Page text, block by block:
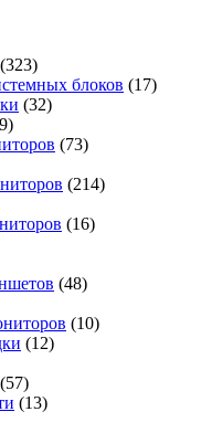
(323)
блоков (17)
(32)
(73)
(214)
(16)
(48)
(10)
(12)
(57)
(13)